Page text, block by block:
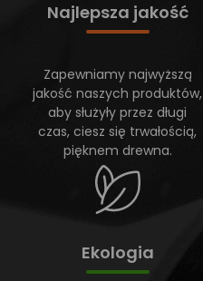
Najlepsza jakość
Zapewniamy najwyższą
jakość naszych produktów,
aby służyły przez długi
czas, ciesz się trwałością,
pięknem drewna.
Ekologia